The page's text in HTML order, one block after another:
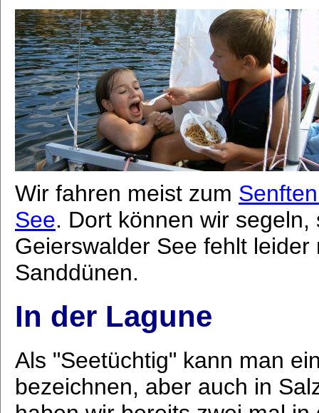
Wir fahren meist zum
See. Dort können wir
Geierswalder See fehlt
Sanddünen.
In der Lagune
Als "Seetüchtig" kann man
bezeichnen, aber auch in